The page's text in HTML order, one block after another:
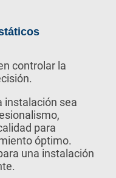
controlar la
instalación sea
para
óptimo.
una instalación